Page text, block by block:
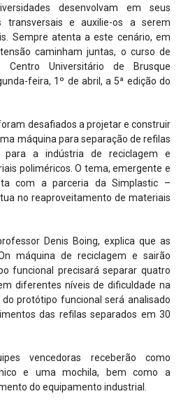
desenvolvam em seus
transversais e auxilie-os a serem
Sempre atenta a este cenário, em
caminham juntas, o curso de
Centro Universitário de Brusque
feira, 1º de abril, a 5ª edição do
desafiados a projetar e construir
máquina para separação de refilas
para a indústria de reciclagem e
poliméricos. O tema, emergente e
com a parceria da Simplastic –
no reaproveitamento de materiais
Denis Boing, explica que as
máquina de reciclagem e sairão
funcional precisará separar quatro
diferentes níveis de dificuldade na
protótipo funcional será analisado
das refilas separados em 30
vencedoras receberão como
e uma mochila, bem como a
do equipamento industrial.